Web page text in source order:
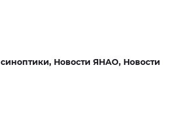
синоптики, Новости ЯНАО, Новости